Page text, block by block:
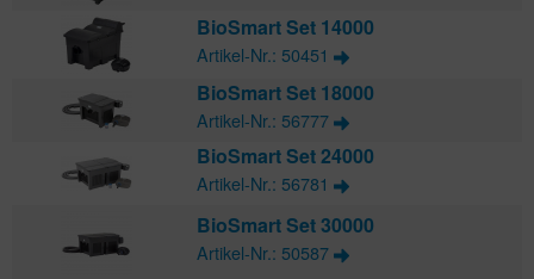
BioSmart Set 14000
Artikel-Nr.: 50451
BioSmart Set 18000
Artikel-Nr.: 56777
BioSmart Set 24000
Artikel-Nr.: 56781
BioSmart Set 30000
Artikel-Nr.: 50587